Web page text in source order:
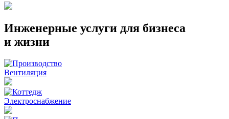
Инженерные услуги для бизнеса
и жизни
Вентиляция
Электроснабжение